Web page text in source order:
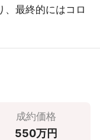
、最終的にはコロ
成約価格
550万円